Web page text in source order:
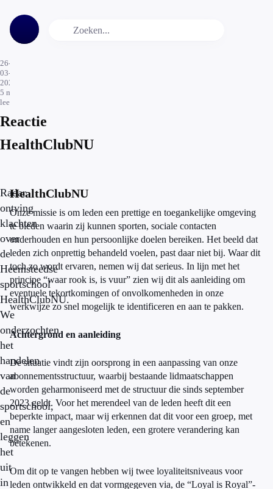
26-
03-
2026
5 min.
leestijd
Reactie
HealthClubNU
Radar
ontving
klachten
over
de
Heemsteedse
sportschool
HealthClubNU.
We
onderzochten
het
handelen
van
de
sportschool,
en
leggen
het
uit
in
HealthClubNU
Onze missie is om leden een prettige en toegankelijke omgeving
te bieden waarin zij kunnen sporten, sociale contacten
onderhouden en hun persoonlijke doelen bereiken. Het beeld dat
leden zich onprettig behandeld voelen, past daar niet bij. Waar dit
toch zo wordt ervaren, nemen wij dat serieus. In lijn met het
principe “waar rook is, is vuur” zien wij dit als aanleiding om
eventuele tekortkomingen of onvolkomenheden in onze
werkwijze zo snel mogelijk te identificeren en aan te pakken.
Achtergrond en aanleiding
De situatie vindt zijn oorsprong in een aanpassing van onze
abonnementsstructuur, waarbij bestaande lidmaatschappen
worden geharmoniseerd met de structuur die sinds september
2023 geldt. Voor het merendeel van de leden heeft dit een
beperkte impact, maar wij erkennen dat dit voor een groep, met
name langer aangesloten leden, een grotere verandering kan
betekenen.
Om dit op te vangen hebben wij twee loyaliteitsniveaus voor
leden ontwikkeld en dat vormgegeven via, de “Loyal is Royal”-